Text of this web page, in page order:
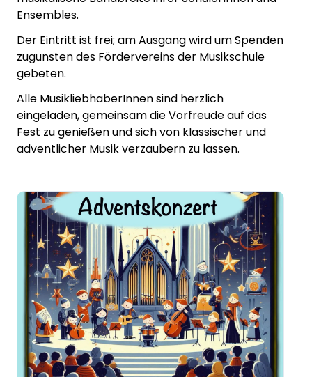
Ensembles.
Der Eintritt ist frei; am Ausgang wird um Spenden
zugunsten des Fördervereins der Musikschule
gebeten.
Alle MusikliebhaberInnen sind herzlich
eingeladen, gemeinsam die Vorfreude auf das
Fest zu genießen und sich von klassischer und
adventlicher Musik verzaubern zu lassen.